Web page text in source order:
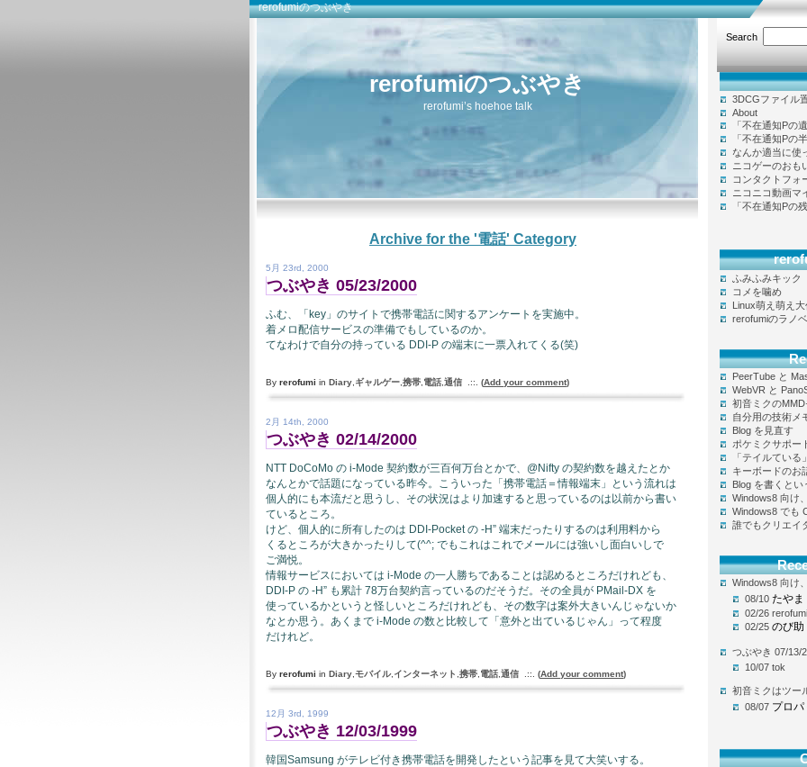
rerofumiのつぶやき
rerofumiのつぶやき
rerofumi’s hoehoe talk
Archive for the '電話' Category
5月 23rd, 2000
つぶやき 05/23/2000
ふむ、「key」のサイトで携帯電話に関するアンケートを実施中。
着メロ配信サービスの準備でもしているのか。
てなわけで自分の持っている DDI-P の端末に一票入れてくる(笑)
By rerofumi in Diary ギャルゲー 携帯 電話 通信 .::. (Add your comment)
2月 14th, 2000
つぶやき 02/14/2000
NTT DoCoMo の i-Mode 契約数が三百何万台とかで、@Nifty の契約数を越えたとか
なんとかで話題になっている昨今。こういった「携帯電話＝情報端末」という流れは
個人的にも本流だと思うし、その状況はより加速すると思っているのは以前から書い
ているところ。
けど、個人的に所有したのは DDI-Pocket の -H” 端末だったりするのは利用料から
くるところが大きかったりして(^^; でもこれはこれでメールには強いし面白いしで
ご満悦。
情報サービスにおいては i-Mode の一人勝ちであることは認めるところだけれども、
DDI-P の -H” も累計 78万台契約言っているのだそうだ。その全員が PMail-DX を
使っているかというと怪しいところだけれども、その数字は案外大きいんじゃないか
なとか思う。あくまで i-Mode の数と比較して「意外と出ているじゃん」って程度
だけれど。
By rerofumi in Diary モバイル, インターネット 携帯 電話 通信 .::. (Add your comment)
12月 3rd, 1999
つぶやき 12/03/1999
韓国Samsung がテレビ付き携帯電話を開発したという記事を見て大笑いする。
Search
3DCGファイル
About
「不在通知Pの
「不在通知Pの
なんか適当に使
ニコゲーのおも
コンタクトフォ
ニコニコ動画マ
「不在通知Pの
ふみふみキック
コメを噛め
Linux萌え萌え
rerofumiのラノ
PeerTube と
WebVR と
初音ミクの
自分用の技術メ
Blog を見直す
ポケミクサポー
「テイルている
キーボードのお
Blog を書くとい
Windows8 向け
Windows8 でも
誰でもクリエイ
Windows8 向け
08/10 たやま
02/26 rerofumi
02/25 のび助
つぶやき 07/13/
10/07 tok
初音ミクはツー
08/07 プロパ